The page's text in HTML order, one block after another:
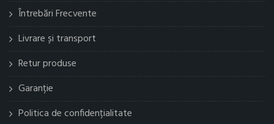
Întrebări Frecvente
Livrare și transport
Retur produse
Garanție
Politica de confidențialitate